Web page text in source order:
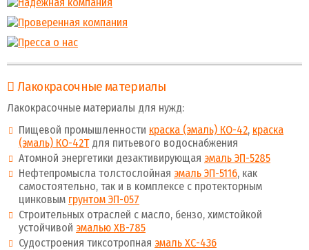
Лакокрасочные материалы
Лакокрасочные материалы для нужд:
Пищевой промышленности краска (эмаль) КО-42, краска
(эмаль) КО-42Тдля питьевого водоснабжения
Атомной энергетики дезактивирующая эмаль ЭП-5285
Нефтепромысла толстослойная эмаль ЭП-5116, как
самостоятельно, так и в комплексе с протекторным
цинковым грунтом ЭП-057
Строительных отраслей с масло, бензо, химстойкой
устойчивой эмалью ХВ-785
Судостроения тиксотропная эмаль ХС-436